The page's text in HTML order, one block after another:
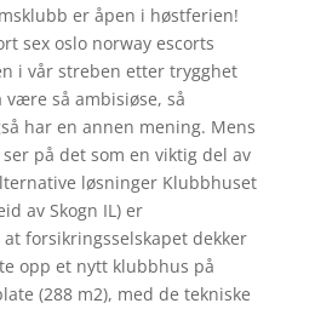
er åpen i høstferien!
sex oslo norway escorts
i vår streben etter trygghet
være så ambisiøse, så
har en annen mening. Mens
på det som en viktig del av
løsninger Klubbhuset
av Skogn IL) er
forsikringsselskapet dekker
opp et nytt klubbhus på
(288 m2), med de tekniske